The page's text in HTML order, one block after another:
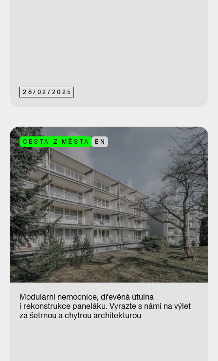
28/ 02/ 2025
CESTA Z MĚSTA EN
Modulární nemocnice, dřevěná útulna
i rekonstrukce paneláku. Vyrazte s námi na výlet
za šetrnou a chytrou architekturou